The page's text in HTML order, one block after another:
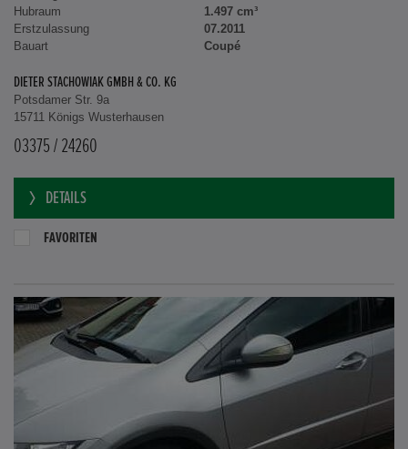
Hubraum
1.497 cm³
Erstzulassung
07.2011
Bauart
Coupé
DIETER STACHOWIAK GMBH & CO. KG
Potsdamer Str. 9a
15711 Königs Wusterhausen
03375 / 24260
DETAILS
FAVORITEN